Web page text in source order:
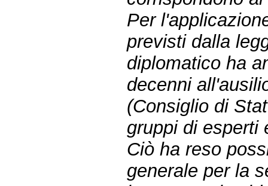
Per
previsti dalla
diplomatico ha
decenni
(Consiglio di
gruppi di esperti
Ciò ha reso
generale per la